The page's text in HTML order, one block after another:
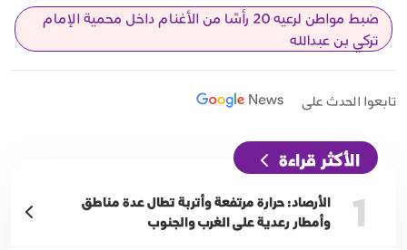
ضبط مواطن لرعيه 20 رأسًا من الأغنام داخل محمية الإمام
تركي بن عبدالله
تابعوا الحدث على
الأكثر قراءة
1
الأرصاد: حرارة مرتفعة وأتربة تطال عدة مناطق
وأمطار رعدية على الغرب والجنوب